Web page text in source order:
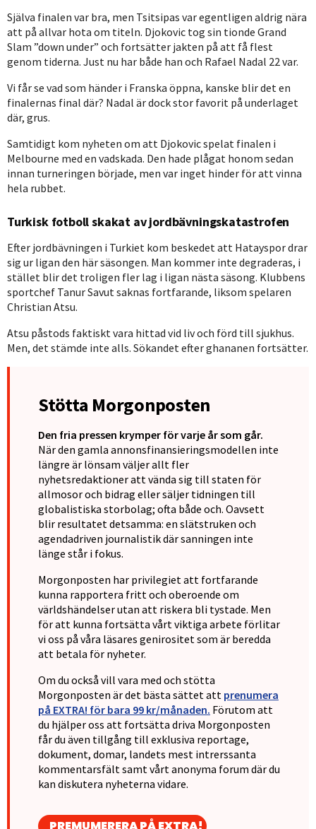
Själva finalen var bra, men Tsitsipas var egentligen aldrig nära
att på allvar hota om titeln. Djokovic tog sin tionde Grand
Slam ”down under” och fortsätter jakten på att få flest
genom tiderna. Just nu har både han och Rafael Nadal 22 var.
Vi får se vad som händer i Franska öppna, kanske blir det en
finalernas final där? Nadal är dock stor favorit på underlaget
där, grus.
Samtidigt kom nyheten om att Djokovic spelat finalen i
Melbourne med en vadskada. Den hade plågat honom sedan
innan turneringen började, men var inget hinder för att vinna
hela rubbet.
Turkisk fotboll skakat av jordbävningskatastrofen
Efter jordbävningen i Turkiet kom beskedet att Hatayspor drar
sig ur ligan den här säsongen. Man kommer inte degraderas, i
stället blir det troligen fler lag i ligan nästa säsong. Klubbens
sportchef Tanur Savut saknas fortfarande, liksom spelaren
Christian Atsu.
Atsu påstods faktiskt vara hittad vid liv och förd till sjukhus.
Men, det stämde inte alls. Sökandet efter ghananen fortsätter.
Stötta Morgonposten
Den fria pressen krymper för varje år som går.
När den gamla annonsfinansieringsmodellen inte
längre är lönsam väljer allt fler
nyhetsredaktioner att vända sig till staten för
allmosor och bidrag eller säljer tidningen till
globalistiska storbolag; ofta både och. Oavsett
blir resultatet detsamma: en slätstruken och
agendadriven journalistik där sanningen inte
länge står i fokus.
Morgonposten har privilegiet att fortfarande
kunna rapportera fritt och oberoende om
världshändelser utan att riskera bli tystade. Men
för att kunna fortsätta vårt viktiga arbete förlitar
vi oss på våra läsares genirositet som är beredda
att betala för nyheter.
Om du också vill vara med och stötta
Morgonposten är det bästa sättet att prenumera
på EXTRA! för bara 99 kr/månaden. Förutom att
du hjälper oss att fortsätta driva Morgonposten
får du även tillgång till exklusiva reportage,
dokument, domar, landets mest intrerssanta
kommentarsfält samt vårt anonyma forum där du
kan diskutera nyheterna vidare.